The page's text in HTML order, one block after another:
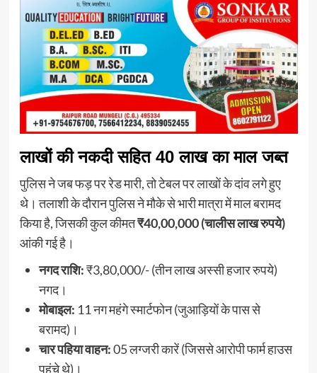
लाखों की नकदी सहित 40 लाख का माल जब्त
पुलिस ने जब फड़ पर रेड मारी, तो टेबल पर लाखों के दांव लगे हुए
थे। तलाशी के दौरान पुलिस ने मौके से भारी मात्रा में माल बरामद
किया है, जिसकी कुल कीमत₹40,00,000 (चालीस लाख रुपये)
आंकी गई है।
नगद राशि:₹3,80,000/- (तीन लाख अस्सी हजार रुपये)
नगद।
मोबाइल: 11 नग महंगे स्मार्टफोन (जुआड़ियों के पास से
बरामद)।
चार पहिया वाहन:05 लग्जरी कारें (जिससे आरोपी फार्म हाउस
पहुंचे थे)।